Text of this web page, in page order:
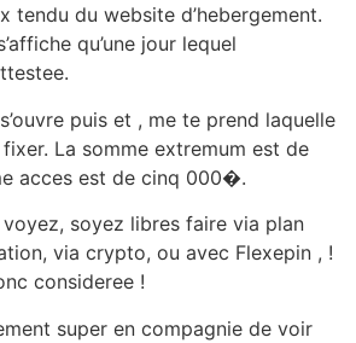
tendu du website d’hebergement.
qu’une jour lequel
puis et , me te prend laquelle
La somme extremum est de
acces est de cinq 000�.
soyez libres faire via plan
via crypto, ou avec Flexepin , !
consideree !
super en compagnie de voir